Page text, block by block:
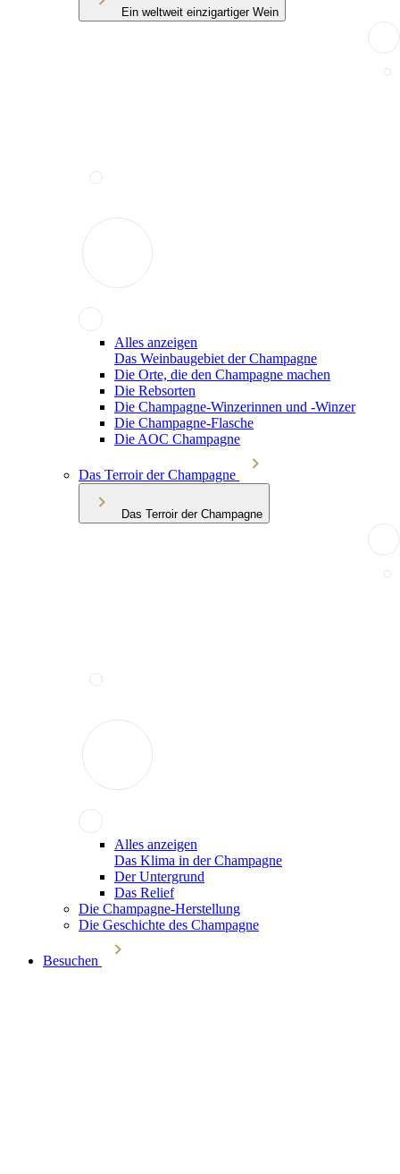
Ein weltweit einzigartiger Wein
Alles anzeigen
Das Weinbaugebiet der Champagne
Die Orte, die den Champagne machen
Die Rebsorten
Die Champagne-Winzerinnen und -Winzer
Die Champagne-Flasche
Die AOC Champagne
Das Terroir der Champagne
Das Terroir der Champagne
Alles anzeigen
Das Klima in der Champagne
Der Untergrund
Das Relief
Die Champagne-Herstellung
Die Geschichte des Champagne
Besuchen